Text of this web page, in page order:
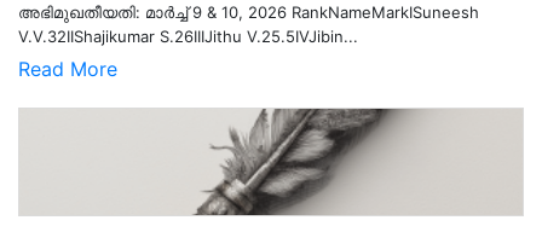
അഭിമുഖതീയതി: മാർച്ച് 9 & 10, 2026 RankNameMarkISuneesh
V.V.32IIShajikumar S.26IIIJithu V.25.5IVJibin...
Read More